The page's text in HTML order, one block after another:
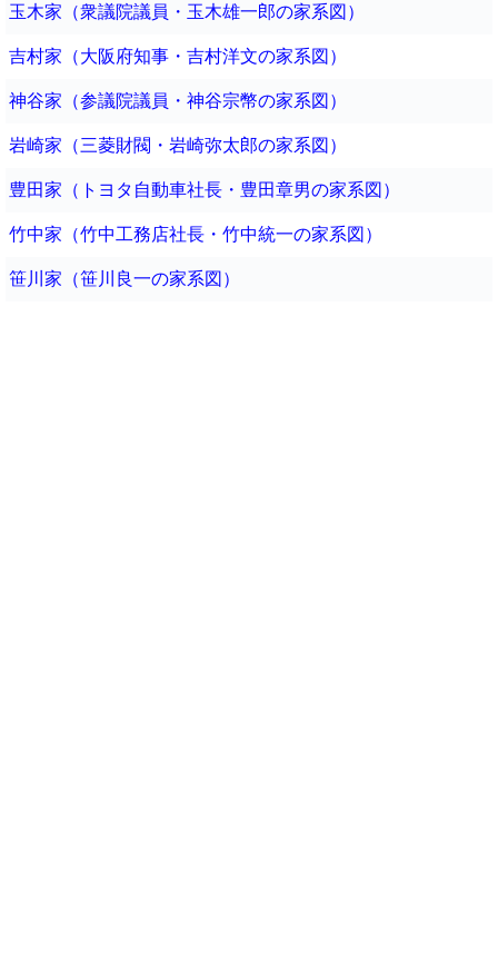
玉木家（衆議院議員・玉木雄一郎の家系図）
吉村家（大阪府知事・吉村洋文の家系図）
神谷家（参議院議員・神谷宗幣の家系図）
岩崎家（三菱財閥・岩崎弥太郎の家系図）
豊田家（トヨタ自動車社長・豊田章男の家系図）
竹中家（竹中工務店社長・竹中統一の家系図）
笹川家（笹川良一の家系図）